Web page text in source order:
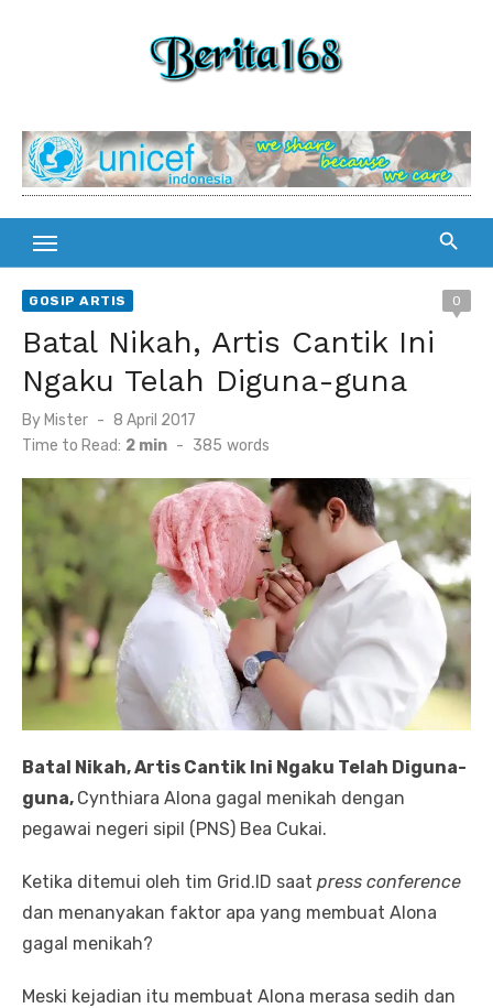
GOSIP ARTIS 0
Batal Nikah, Artis Cantik Ini
Ngaku Telah Diguna-guna
By Mister
Posted
on
8 April 2017
Time to Read: 2 min - 385 words
Batal Nikah, Artis Cantik Ini Ngaku Telah Diguna-
guna, Cynthiara Alona gagal menikah dengan
pegawai negeri sipil (PNS) Bea Cukai.
Ketika ditemui oleh tim Grid.ID saat press conference
dan menanyakan faktor apa yang membuat Alona
gagal menikah?
Meski kejadian itu membuat Alona merasa sedih dan